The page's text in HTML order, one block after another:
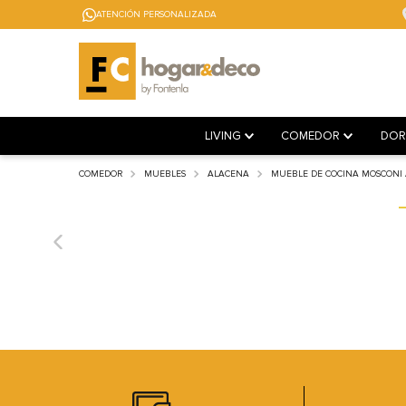
ATENCIÓN PERSONALIZADA
LIVING COMEDOR
COMEDOR MUEBLES ALACENA MUEBLE DE COCINA MOSCONI